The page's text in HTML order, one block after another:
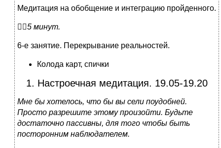
Медитация на обобщение и интеграцию пройденного.
5 минут.
6-е занятие. Перекрывание реальностей.
Колода карт, спички
1. Настроечная медитация. 19.05-19.20
Мне бы хотелось, что бы вы сели поудобней.
Просто разрешите этому произойти. Будьте
достаточно пассивны, для того чтобы быть
посторонним наблюдателем.